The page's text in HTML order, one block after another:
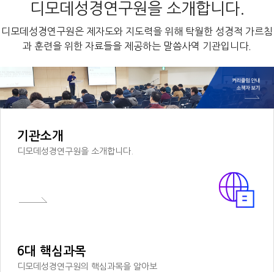
디모데성경연구원을 소개합니다.
디모데성경연구원은 제자도와 지도력을 위해 탁월한 성경적 가르침
과 훈련을 위한 자료들을 제공하는 말씀사역 기관입니다.
기관소개
디모데성경연구원을 소개합니다.
6대 핵심과목
디모데성경연구원의 핵심과목을 알아보